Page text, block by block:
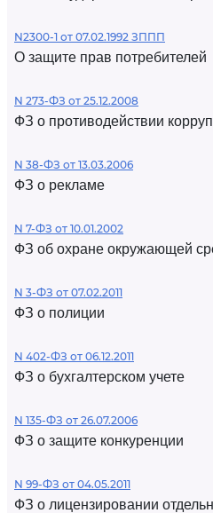
N2300-1 от 07.02.1992 ЗППП
О защите прав потребителей
N 273-ФЗ от 25.12.2008
ФЗ о противодействии
N 38-ФЗ от 13.03.2006
ФЗ о рекламе
N 7-ФЗ от 10.01.2002
ФЗ об охране окружающей
N 3-ФЗ от 07.02.2011
ФЗ о полиции
N 402-ФЗ от 06.12.2011
ФЗ о бухгалтерском учете
N 135-ФЗ от 26.07.2006
ФЗ о защите конкуренции
N 99-ФЗ от 04.05.2011
ФЗ о лицензировании